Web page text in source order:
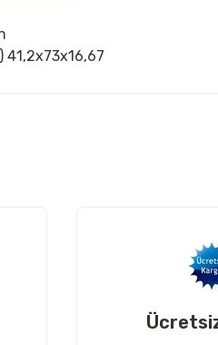
41,2x73x16,67